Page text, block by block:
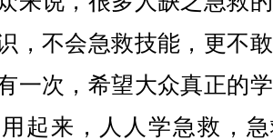
，不会急救技能，更不
一次，希望大众真正的
起来，人人学急救，